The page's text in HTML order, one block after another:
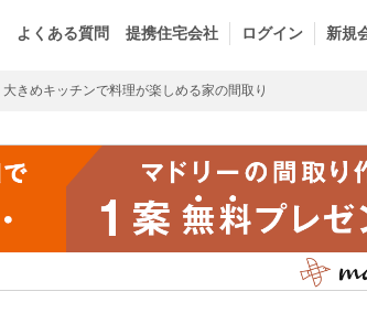
よくある質問 提携住宅会社 ログイン 新規
きめキッチンで料理が楽しめる家の間取り